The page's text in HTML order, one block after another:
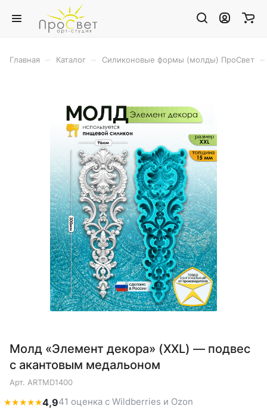
Главная Каталог Силиконовые формы (молды) ПроСвет
Молд «Элемент декора» (XXL) — подвес
с акантовым медальоном
Арт. ARTMD1400
★★★★★4,941 оценка с Wildberries и Ozon